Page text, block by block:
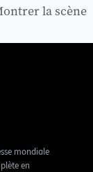
la scène
mondiale
en